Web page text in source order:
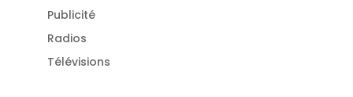
Publicité
Radios
Télévisions